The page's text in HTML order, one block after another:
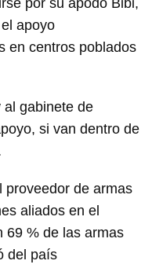
por su apodo Bibi,
apoyo
en centros poblados
al gabinete de
si van dentro de
proveedor de armas
aliados en el
69 % de las armas
del país